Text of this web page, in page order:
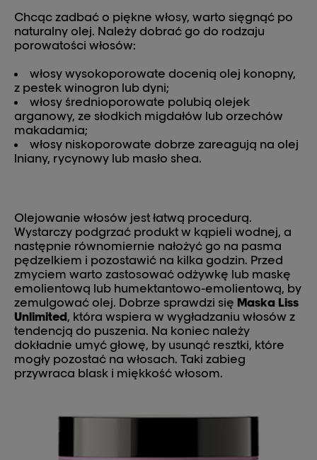
Chcąc zadbać o piękne włosy, warto sięgnąć po
naturalny olej. Należy dobrać go do rodzaju
porowatości włosów:
włosy wysokoporowate docenią olej konopny,
z pestek winogron lub dyni;
włosy średnioporowate polubią olejek
arganowy, ze słodkich migdałów lub orzechów
makadamia;
włosy niskoporowate dobrze zareagują na olej
lniany, rycynowy lub masło shea.
Olejowanie włosów jest łatwą procedurą.
Wystarczy podgrzać produkt w kąpieli wodnej, a
następnie równomiernie nałożyć go na pasma
pędzelkiem i pozostawić na kilka godzin. Przed
zmyciem warto zastosować odżywkę lub maskę
emolientową lub humektantowo-emolientową, by
zemulgować olej. Dobrze sprawdzi się Maska Liss
Unlimited, która wspiera w wygładzaniu włosów z
tendencją do puszenia. Na koniec należy
dokładnie umyć głowę, by usunąć resztki, które
mogły pozostać na włosach. Taki zabieg
przywraca blask i miękkość włosom.